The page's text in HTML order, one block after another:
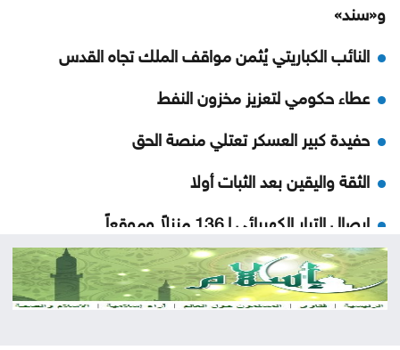
و«سند»
النائب الكباريتي يُثمن مواقف الملك تجاه القدس
عطاء حكومي لتعزيز مخزون النفط
حفيدة كبير العسكر تعتلي منصة الحق
الثقة واليقين بعد الثبات أولا
إيصال التيار الكهربائي لـ136 منزلاً وموقعاً
الحكومة تؤكد حرصها على عدم تعطيل الحياة العامة
حملة أمنية في اليمن عقب اغتيال قائد عسكري